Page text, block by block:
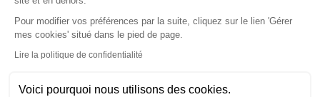
Pour modifier vos préférences par la suite, cliquez sur le lien 'Gérer
mes cookies' situé dans le pied de page.
Lire la politique de confidentialité
Voici pourquoi nous utilisons des cookies.
Axeptio consent
Posez-nous vos questions